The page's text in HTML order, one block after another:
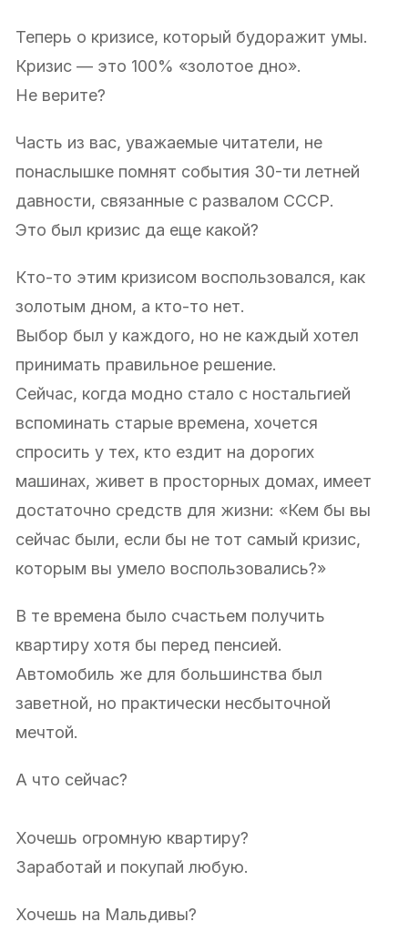
Теперь о кризисе, который будоражит умы.
Кризис — это 100% «золотое дно».
Не верите?
Часть из вас, уважаемые читатели, не
понаслышке помнят события 30-ти летней
давности, связанные с развалом СССР.
Это был кризис да еще какой?
Кто-то этим кризисом воспользовался, как
золотым дном, а кто-то нет.
Выбор был у каждого, но не каждый хотел
принимать правильное решение.
Сейчас, когда модно стало с ностальгией
вспоминать старые времена, хочется
спросить у тех, кто ездит на дорогих
машинах, живет в просторных домах, имеет
достаточно средств для жизни: «Кем бы вы
сейчас были, если бы не тот самый кризис,
которым вы умело воспользовались?»
В те времена было счастьем получить
квартиру хотя бы перед пенсией.
Автомобиль же для большинства был
заветной, но практически несбыточной
мечтой.
А что сейчас?
Хочешь огромную квартиру?
Заработай и покупай любую.
Хочешь на Мальдивы?